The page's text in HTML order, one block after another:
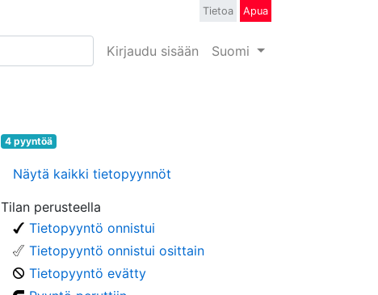
Kirjaudu sisään Suomi
Tietoa Apua
4 pyyntöä
Näytä kaikki tietopyynnöt
Tilan perusteella
Tietopyyntö onnistui
Tietopyyntö onnistui osittain
Tietopyyntö evätty